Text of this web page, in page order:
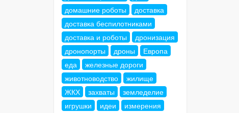
домашние роботы
доставка
доставка беспилотниками
доставка и роботы
дронизация
дронопорты
дроны
Европа
еда
железные дороги
животноводство
жилище
ЖКХ
захваты
земледелие
игрушки
идеи измерения